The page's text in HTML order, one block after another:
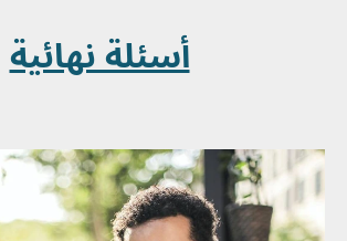
أسئلة نهائية